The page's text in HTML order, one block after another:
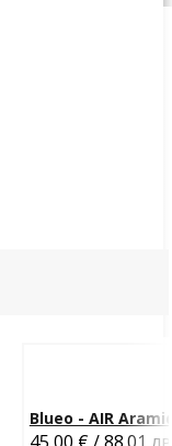
Blueo - AIR